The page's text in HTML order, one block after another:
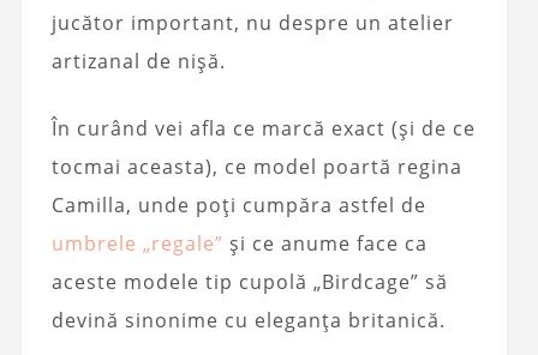
jucător important, nu despre un atelier
artizanal de nișă.
În curând vei afla ce marcă exact (și de ce
tocmai aceasta), ce model poartă regina
Camilla, unde poți cumpăra astfel de
umbrele „regale” și ce anume face ca
aceste modele tip cupolă „Birdcage” să
devină sinonime cu eleganța britanică.